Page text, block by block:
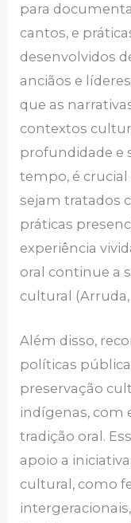
para
cantos, e
desenvolvidos
anciãos e
que as
contextos
profundidade e
tempo, é
sejam tratados
práticas
experiência
oral continue a
cultural (Arruda,
Além disso,
políticas
preservação
indígenas, com
tradição oral.
apoio a
cultural, como